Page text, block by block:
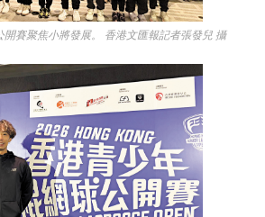
開賽聚焦小將發展。 香港文匯報記者張發兒 攝